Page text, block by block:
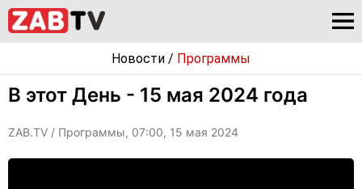
Новости / Программы
В этот День - 15 мая 2024 года
ZAB.TV / Программы, 07:00, 15 мая 2024